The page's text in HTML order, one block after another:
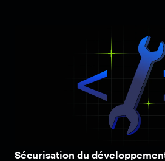
Sécurisation du